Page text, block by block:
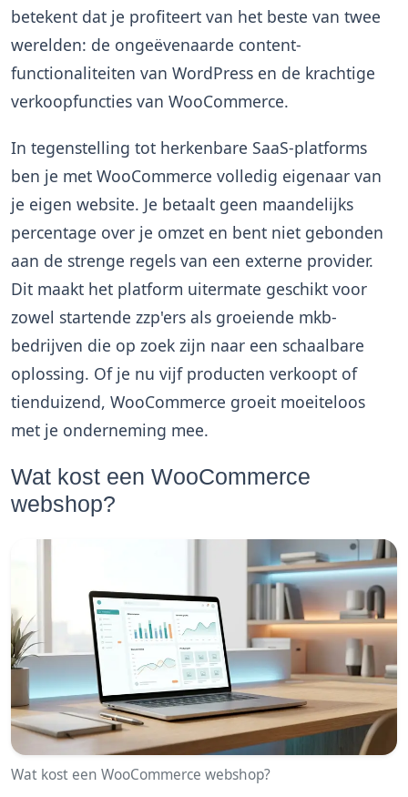
betekent dat je profiteert van het beste van twee
werelden: de ongeëvenaarde content-
functionaliteiten van WordPress en de krachtige
verkoopfuncties van WooCommerce.
In tegenstelling tot herkenbare SaaS-platforms
ben je met WooCommerce volledig eigenaar van
je eigen website. Je betaalt geen maandelijks
percentage over je omzet en bent niet gebonden
aan de strenge regels van een externe provider.
Dit maakt het platform uitermate geschikt voor
zowel startende zzp'ers als groeiende mkb-
bedrijven die op zoek zijn naar een schaalbare
oplossing. Of je nu vijf producten verkoopt of
tienduizend, WooCommerce groeit moeiteloos
met je onderneming mee.
Wat kost een WooCommerce
webshop?
Wat kost een WooCommerce webshop?